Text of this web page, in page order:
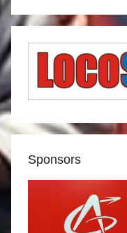
Sponsors